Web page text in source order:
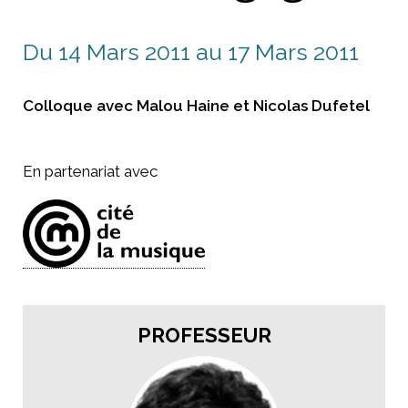
Du 14 Mars 2011 au 17 Mars 2011
Colloque avec Malou Haine et Nicolas Dufetel
En partenariat avec
PROFESSEUR